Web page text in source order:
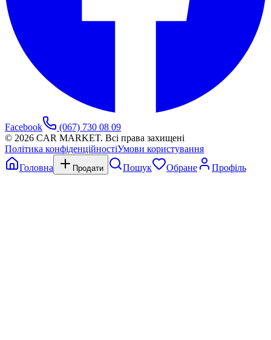
Facebook
(067) 730 08 09
© 2026 CAR MARKET. Всі права захищені
Політика конфіденційностіУмови користування
Головна
Продати Пошук Обране Профіль